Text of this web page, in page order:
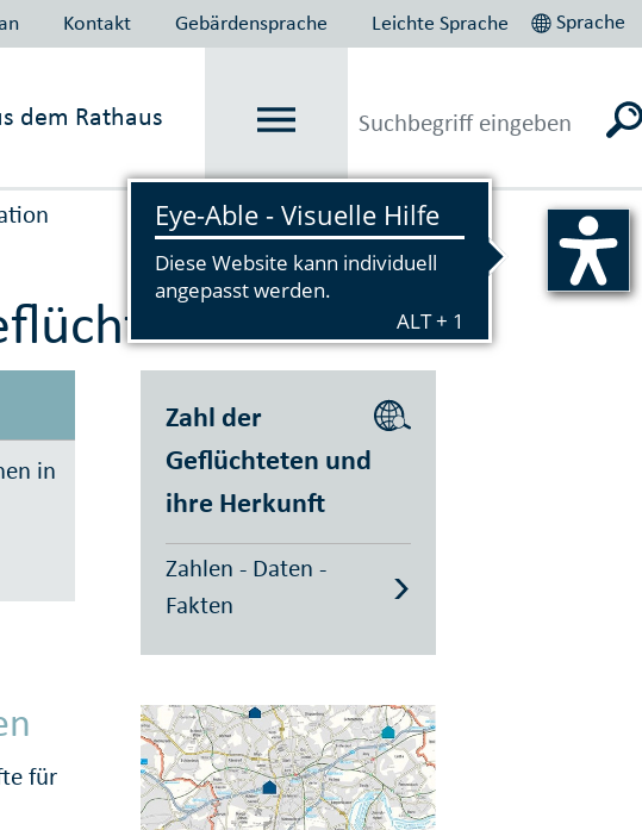
Kontakt Gebärdensprache Leichte Sprache Sprache
dem Rathaus
Vorlesen
in
für
Zahl der
Geflüchteten und
ihre Herkunft
Zahlen - Daten -
Fakten